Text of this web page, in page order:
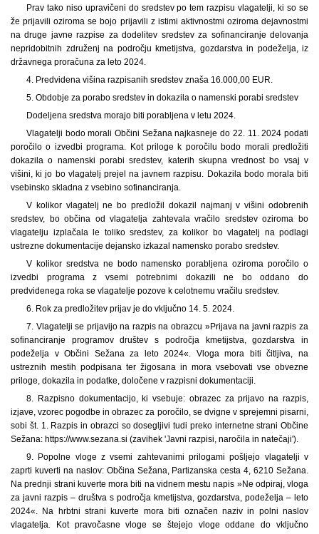
Prav tako niso upravičeni do sredstev po tem razpisu vlagatelji, ki so se
že prijavili oziroma se bojo prijavili z istimi aktivnostmi oziroma dejavnostmi
na druge javne razpise za dodelitev sredstev za sofinanciranje delovanja
nepridobitnih združenj na področju kmetijstva, gozdarstva in podeželja, iz
državnega proračuna za leto 2024.
4. Predvidena višina razpisanih sredstev znaša 16.000,00 EUR.
5. Obdobje za porabo sredstev in dokazila o namenski porabi sredstev
Dodeljena sredstva morajo biti porabljena v letu 2024.
Vlagatelji bodo morali Občini Sežana najkasneje do 22. 11. 2024 podati
poročilo o izvedbi programa. Kot priloge k poročilu bodo morali predložiti
dokazila o namenski porabi sredstev, katerih skupna vrednost bo vsaj v
višini, ki jo bo vlagatelj prejel na javnem razpisu. Dokazila bodo morala biti
vsebinsko skladna z vsebino sofinanciranja.
V kolikor vlagatelj ne bo predložil dokazil najmanj v višini odobrenih
sredstev, bo občina od vlagatelja zahtevala vračilo sredstev oziroma bo
vlagatelju izplačala le toliko sredstev, za kolikor bo vlagatelj na podlagi
ustrezne dokumentacije dejansko izkazal namensko porabo sredstev.
V kolikor sredstva ne bodo namensko porabljena oziroma poročilo o
izvedbi programa z vsemi potrebnimi dokazili ne bo oddano do
predvidenega roka se vlagatelje pozove k celotnemu vračilu sredstev.
6. Rok za predložitev prijav je do vključno 14. 5. 2024.
7. Vlagatelji se prijavijo na razpis na obrazcu »Prijava na javni razpis za
sofinanciranje programov društev s področja kmetijstva, gozdarstva in
podeželja v Občini Sežana za leto 2024«. Vloga mora biti čitljiva, na
ustreznih mestih podpisana ter žigosana in mora vsebovati vse obvezne
priloge, dokazila in podatke, določene v razpisni dokumentaciji.
8. Razpisno dokumentacijo, ki vsebuje: obrazec za prijavo na razpis,
izjave, vzorec pogodbe in obrazec za poročilo, se dvigne v sprejemni pisarni,
sobi št. 1. Razpis in obrazci so dosegljivi tudi preko internetne strani Občine
Sežana: https://www.sezana.si (zavihek 'Javni razpisi, naročila in natečaji').
9. Popolne vloge z vsemi zahtevanimi prilogami pošljejo vlagatelji v
zaprti kuverti na naslov: Občina Sežana, Partizanska cesta 4, 6210 Sežana.
Na prednji strani kuverte mora biti na vidnem mestu napis »Ne odpiraj, vloga
za javni razpis – društva s področja kmetijstva, gozdarstva, podeželja – leto
2024«. Na hrbtni strani kuverte mora biti označen naziv in polni naslov
vlagatelja.
Kot pravočasne vloge se štejejo vloge oddane do vključno